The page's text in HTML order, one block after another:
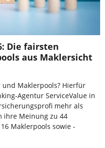
Die fairsten
aus Maklersicht
Maklerpools? Hierfür
Agentur ServiceValue in
mehr als
ihre Meinung zu 44
Maklerpools sowie -